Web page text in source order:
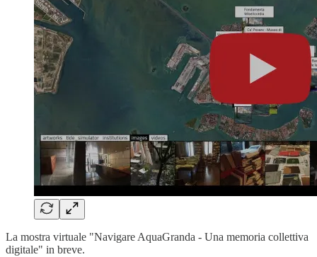
La mostra virtuale "Navigare AquaGranda - Una memoria collettiva
digitale" in breve.